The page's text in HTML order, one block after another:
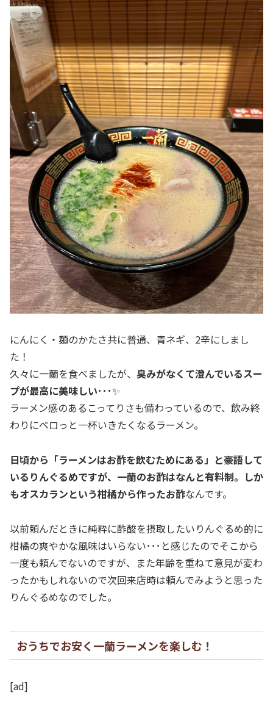
にんにく・麺のかたさ共に普通、青ネギ、2辛にしまし
た！
久々に一蘭を食べましたが、 臭みがなくて澄んでいるスー
プが最高に美味しい･･･✨
ラーメン感のあるこってりさも備わっているので、飲み終
わりにペロっと一杯いきたくなるラーメン。
日頃から「ラーメンはお酢を飲むためにある」と豪語して
いるりんぐるめですが、一蘭のお酢はなんと有料制。しか
もオスカランという柑橘から作ったお酢なんです。
以前頼んだときに純粋に酢酸を摂取したいりんぐるめ的に
柑橘の爽やかな風味はいらない･･･と感じたのでそこから
一度も頼んでないのですが、また年齢を重ねて意見が変わ
ったかもしれないので次回来店時は頼んでみようと思った
りんぐるめなのでした。
おうちでお安く一蘭ラーメンを楽しむ！
[ad]